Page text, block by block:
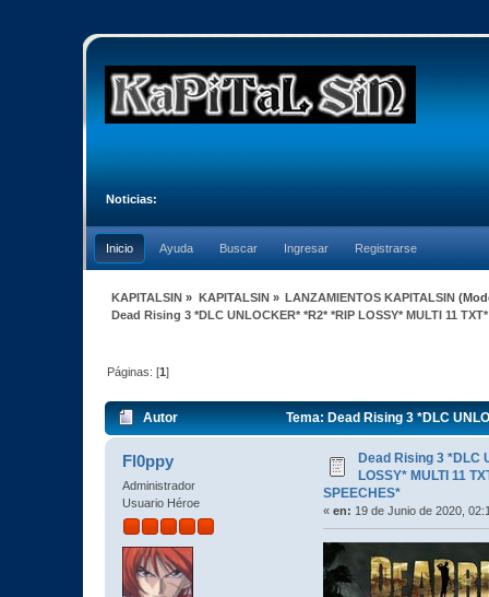
Noticias:
Inicio Ayuda Buscar Ingresar Registrarse
KAPITALSIN » KAPITALSIN» LANZAMIENTOS KAPITALSIN
Dead Rising 3 *DLC UNLOCKER* *R2* *RIP LOSSY* MULTI 11 TXT*
Páginas: [1]
Autor Tema: Dead Rising 3 *DLC
4587 veces)
Fl0ppy
Administrador
Usuario Héroe
Dead Rising 3 *DLC
LOSSY* MULTI 11
SPEECHES*
« en: 19 de Junio de 2020,